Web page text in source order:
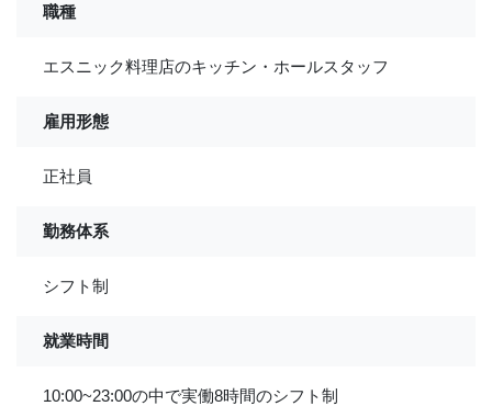
職種
エスニック料理店のキッチン・ホールスタッフ
雇用形態
正社員
勤務体系
シフト制
就業時間
10:00~23:00の中で実働8時間のシフト制